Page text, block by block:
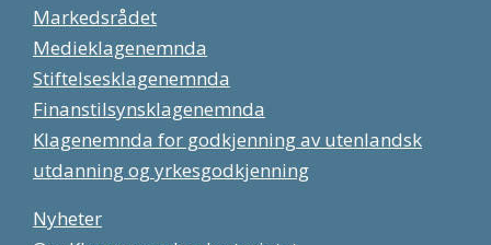
Markedsrådet
Medieklagenemnda
Stiftelsesklagenemnda
Finanstilsynsklagenemnda
Klagenemnda for godkjenning av utenlandsk
utdanning og yrkesgodkjenning
Nyheter